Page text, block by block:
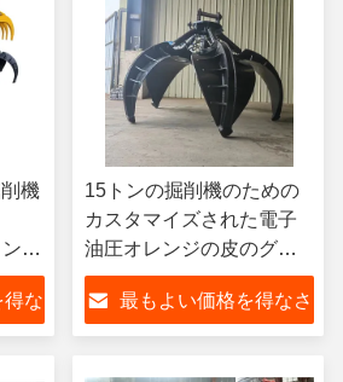
機
掘
ト
得な
15トンの掘削機のための
カスタマイズされた電子
油圧オレンジの皮のグラ
ブ
最もよい価格を得なさ